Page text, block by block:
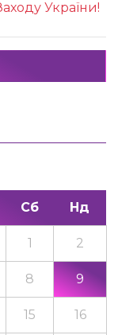
України!
Сб Нд
1 2
8 9
15 16